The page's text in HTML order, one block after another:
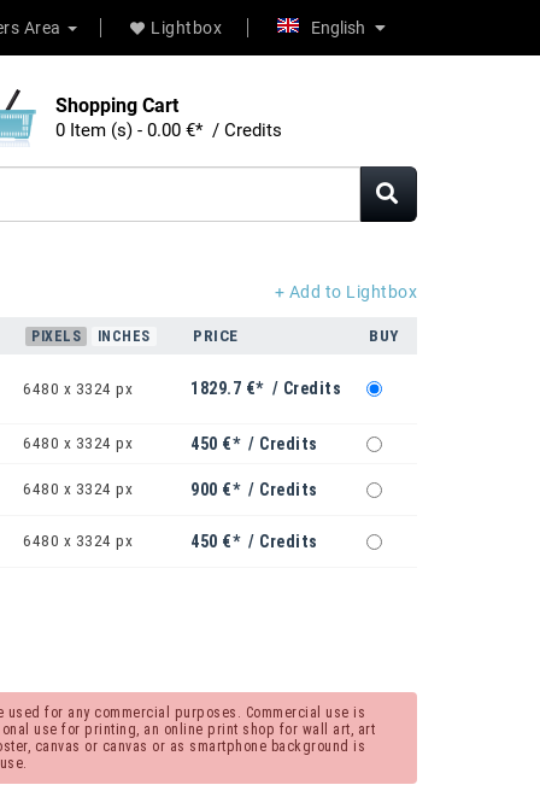
Area Lightbox English
Shopping Cart
0 Item (s) - 0.00 €* / Credits
+ Add to Lightbox
PIXELS INCHES PRICE BUY
6480 x 3324 px 1829.7 €* / Credits
6480 x 3324 px 450 €* / Credits
6480 x 3324 px 900 €* / Credits
6480 x 3324 px 450 €* / Credits
for any commercial purposes. Commercial use is
use for printing, an online print shop for wall art, art
canvas or canvas or as smartphone background is